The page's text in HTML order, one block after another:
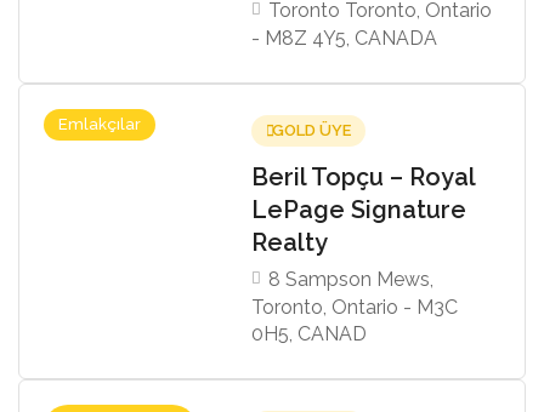
Toronto Toronto, Ontario
- M8Z 4Y5, CANADA
Emlakçılar GOLD ÜYE
Beril Topçu – Royal
LePage Signature
Realty
8 Sampson Mews,
Toronto, Ontario - M3C
0H5, CANAD